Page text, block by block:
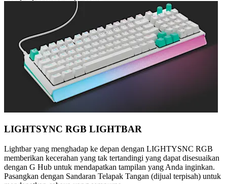
LIGHTSYNC RGB LIGHTBAR
Lightbar yang menghadap ke depan dengan LIGHTYSNC RGB
memberikan kecerahan yang tak tertandingi yang dapat disesuaikan
dengan G Hub untuk mendapatkan tampilan yang Anda inginkan.
Pasangkan dengan Sandaran Telapak Tangan (dijual terpisah) untuk